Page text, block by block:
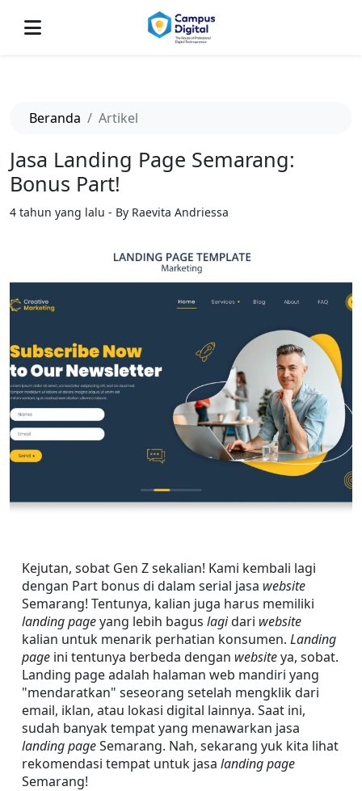
Beranda Artikel
Jasa Landing Page Semarang:
Bonus Part!
4 tahun yang lalu - By Raevita Andriessa
Kejutan, sobat Gen Z sekalian! Kami kembali lagi
dengan Part bonus di dalam serial jasa website
landing page yang lebih bagus lagi dari website
kalian untuk menarik perhatian konsumen. Landing
page ini tentunya berbeda dengan website ya, sobat.
Landing page adalah halaman web mandiri yang
"mendaratkan" seseorang setelah mengklik dari
email, iklan, atau lokasi digital lainnya. Saat ini,
landing page Semarang. Nah, sekarang yuk kita lihat
rekomendasi tempat untuk jasa landing page
Semarang!